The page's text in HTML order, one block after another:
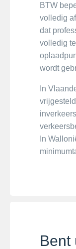
BTW
volledig
dat
volledig
wordt
In
In
Bent